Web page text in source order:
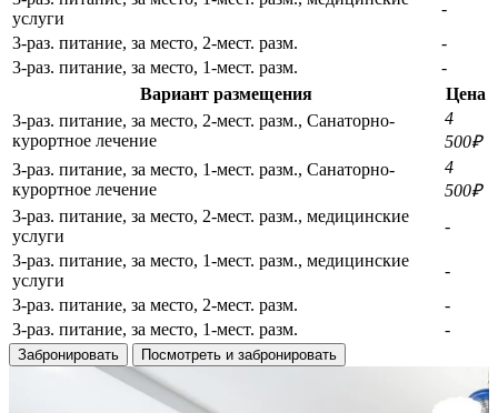
услуги
-
3-раз. питание, за место, 2-мест. разм.
-
3-раз. питание, за место, 1-мест. разм.
-
Вариант размещения
Цена
3-раз. питание, за место, 2-мест. разм., Санаторно-
курортное лечение
4
500₽
3-раз. питание, за место, 1-мест. разм., Санаторно-
курортное лечение
4
500₽
3-раз. питание, за место, 2-мест. разм., медицинские
услуги
-
3-раз. питание, за место, 1-мест. разм., медицинские
услуги
-
3-раз. питание, за место, 2-мест. разм.
-
3-раз. питание, за место, 1-мест. разм.
-
Забронировать Посмотреть и забронировать